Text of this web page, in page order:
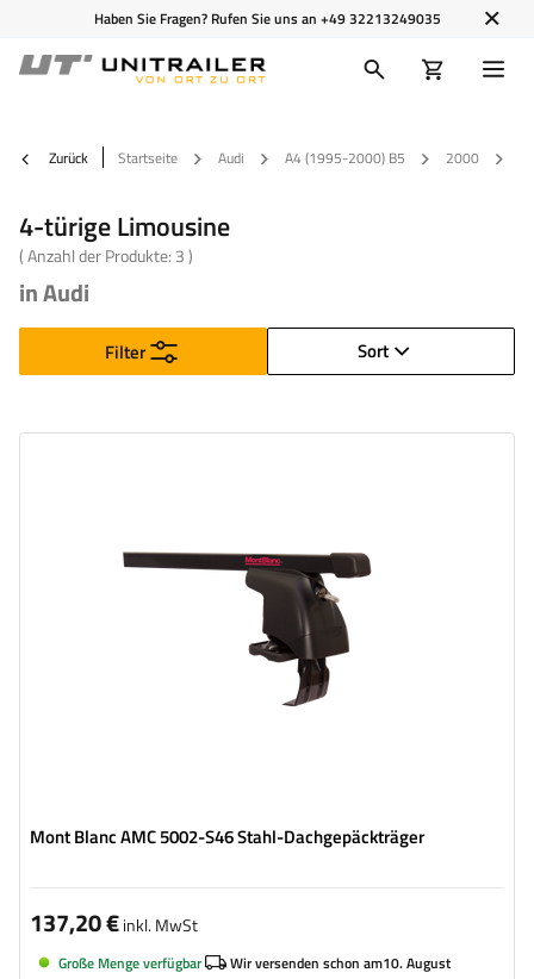
Haben Sie Fragen? Rufen Sie uns an +49 32213249035
Zurück Startseite Audi A4 (1995-2000) B5 2000
4-türige Limousine
( Anzahl der Produkte: 3)
in Audi
Sort
Filter
Mont Blanc AMC 5002-S46 Stahl-Dachgepäckträger
137,20 €inkl. MwSt
Große Menge verfügbar Wir versenden schon am10. August